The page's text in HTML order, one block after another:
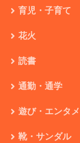
育児・子育て
花火
読書
通勤・通学
遊び・エンタメ
靴・サンダル